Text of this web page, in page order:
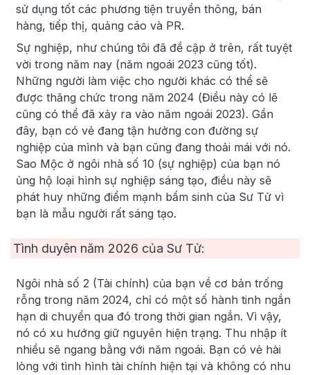
sử dụng tốt các phương tiện truyền thông, bán
hàng, tiếp thị, quảng cáo và PR.
Sự nghiệp, như chúng tôi đã đề cập ở trên, rất tuyệt
vời trong năm nay (năm ngoái 2023 cũng tốt).
Những người làm việc cho người khác có thể sẽ
được thăng chức trong năm 2024 (Điều này có lẽ
cũng có thể đã xảy ra vào năm ngoái 2023). Gần
đây, bạn có vẻ đang tận hưởng con đường sự
nghiệp của mình và bạn cũng đang thoải mái với nó.
Sao Mộc ở ngôi nhà số 10 (sự nghiệp) của bạn nó
ủng hộ loại hình sự nghiệp sáng tạo, điều này sẽ
phát huy những điểm mạnh bẩm sinh của Sư Tử vì
bạn là mẫu người rất sáng tạo.
Tình duyên năm 2026 của Sư Tử:
Ngôi nhà số 2 (Tài chính) của bạn về cơ bản trống
rỗng trong năm 2024, chỉ có một số hành tinh ngắn
hạn di chuyển qua đó trong thời gian ngắn. Vì vậy,
nó có xu hướng giữ nguyên hiện trạng. Thu nhập ít
nhiều sẽ ngang bằng với năm ngoái. Bạn có vẻ hài
lòng với tình hình tài chính hiện tại và không có nhu